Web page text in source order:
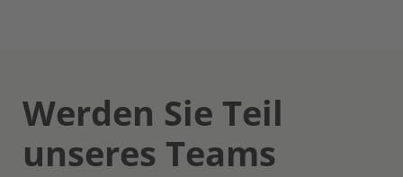
Werden Sie Teil
unseres Teams